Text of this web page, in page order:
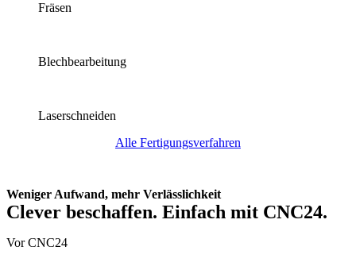
Fräsen
Blechbearbeitung
Laserschneiden
Alle Fertigungsverfahren
Weniger Aufwand, mehr Verlässlichkeit
Clever beschaffen. Einfach mit CNC24.
Vor CNC24